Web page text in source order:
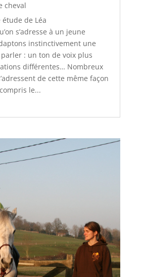
cheval
de Léa
s’adresse à un jeune
instinctivement une
: un ton de voix plus
différentes… Nombreux
de cette même façon
le...